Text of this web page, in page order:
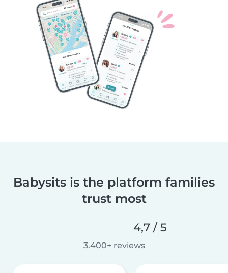
Babysits is the platform families
trust most
4,7 / 5
3.400+ reviews